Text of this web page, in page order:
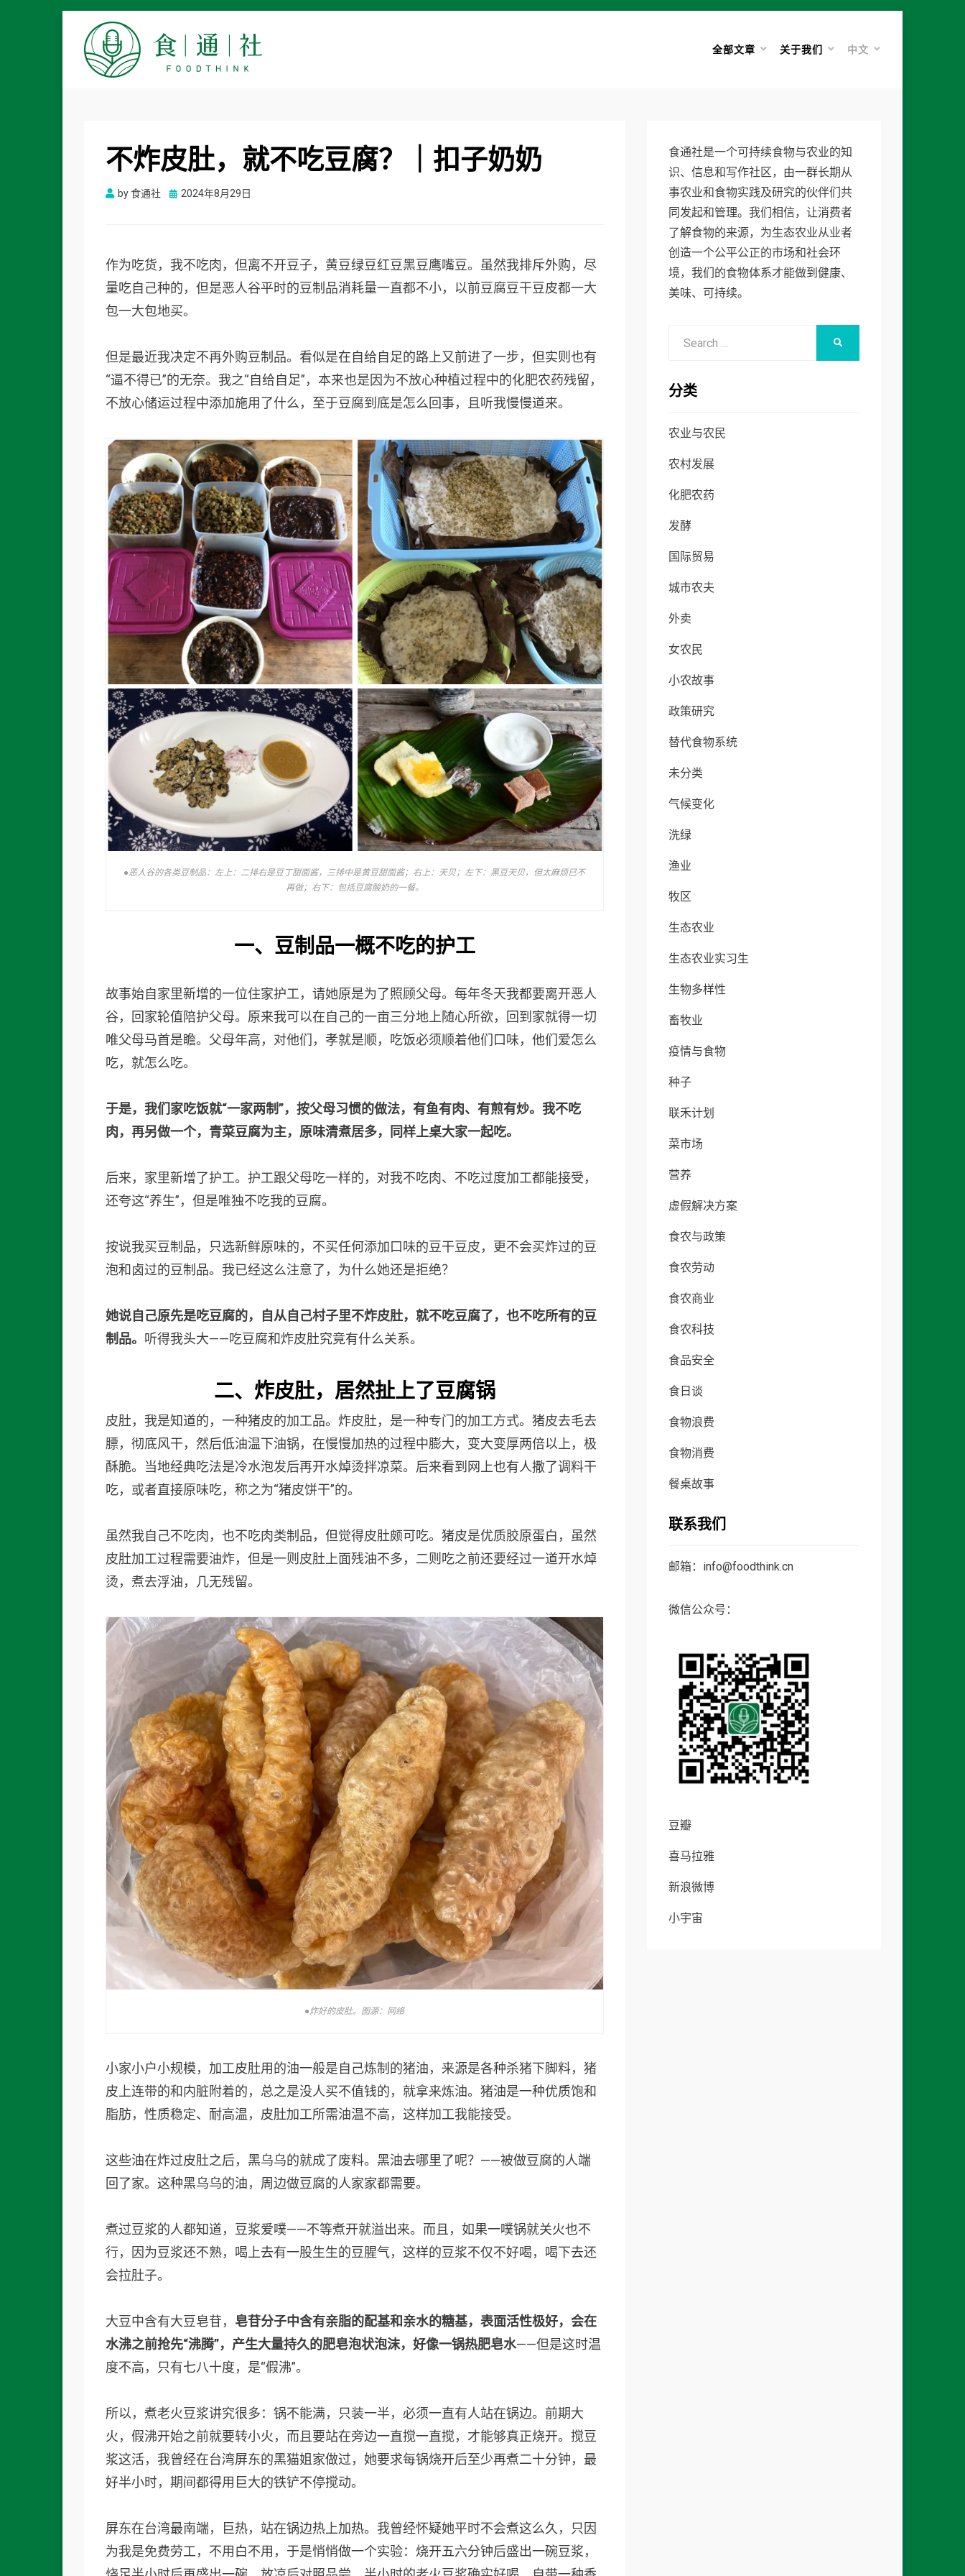
全部文章 关于我们 中文
不炸皮肚，就不吃豆腐？｜扣子奶奶
by食通社
Posted
2024年8月29日
作为吃货，我不吃肉，但离不开豆子，黄豆绿豆红豆黑豆鹰嘴豆。虽然我排斥外购，尽
量吃自己种的，但是恶人谷平时的豆制品消耗量一直都不小，以前豆腐豆干豆皮都一大
包一大包地买。
但是最近我决定不再外购豆制品。看似是在自给自足的路上又前进了一步，但实则也有
“逼不得已”的无奈。我之“自给自足”，本来也是因为不放心种植过程中的化肥农药残留，
不放心储运过程中添加施用了什么，至于豆腐到底是怎么回事，且听我慢慢道来。
●恶人谷的各类豆制品：左上：二排右是豆丁甜面酱，三排中是黄豆甜面酱；右上：天贝；左下：黑豆天贝，但太麻烦已不
再做；右下：包括豆腐酸奶的一餐。
一、豆制品一概不吃的护工
故事始自家里新增的一位住家护工，请她原是为了照顾父母。每年冬天我都要离开恶人
谷，回家轮值陪护父母。原来我可以在自己的一亩三分地上随心所欲，回到家就得一切
唯父母马首是瞻。父母年高，对他们，孝就是顺，吃饭必须顺着他们口味，他们爱怎么
吃，就怎么吃。
于是，我们家吃饭就“一家两制”，按父母习惯的做法，有鱼有肉、有煎有炒。我不吃
肉，再另做一个，青菜豆腐为主，原味清煮居多，同样上桌大家一起吃。
后来，家里新增了护工。护工跟父母吃一样的，对我不吃肉、不吃过度加工都能接受，
还夸这“养生”，但是唯独不吃我的豆腐。
按说我买豆制品，只选新鲜原味的，不买任何添加口味的豆干豆皮，更不会买炸过的豆
泡和卤过的豆制品。我已经这么注意了，为什么她还是拒绝？
她说自己原先是吃豆腐的，自从自己村子里不炸皮肚，就不吃豆腐了，也不吃所有的豆
制品。 听得我头大——吃豆腐和炸皮肚究竟有什么关系。
二、 炸皮肚， 居然扯上了豆腐锅
皮肚，我是知道的，一种猪皮的加工品。炸皮肚，是一种专门的加工方式。猪皮去毛去
膘，彻底风干，然后低油温下油锅，在慢慢加热的过程中膨大，变大变厚两倍以上，极
酥脆。当地经典吃法是冷水泡发后再开水焯烫拌凉菜。后来看到网上也有人撒了调料干
吃，或者直接原味吃，称之为“猪皮饼干”的。
虽然我自己不吃肉，也不吃肉类制品，但觉得皮肚颇可吃。猪皮是优质胶原蛋白，虽然
皮肚加工过程需要油炸，但是一则皮肚上面残油不多，二则吃之前还要经过一道开水焯
烫，煮去浮油，几无残留。
●炸好的皮肚。图源：网络
小家小户小规模，加工皮肚用的油一般是自己炼制的猪油，来源是各种杀猪下脚料，猪
皮上连带的和内脏附着的，总之是没人买不值钱的，就拿来炼油。猪油是一种优质饱和
脂肪，性质稳定、耐高温，皮肚加工所需油温不高，这样加工我能接受。
这些油在炸过皮肚之后，黑乌乌的就成了废料。黑油去哪里了呢？——被做豆腐的人端
回了家。这种黑乌乌的油，周边做豆腐的人家家都需要。
煮过豆浆的人都知道，豆浆爱噗——不等煮开就溢出来。而且，如果一噗锅就关火也不
行，因为豆浆还不熟，喝上去有一股生生的豆腥气，这样的豆浆不仅不好喝，喝下去还
会拉肚子。
大豆中含有大豆皂苷， 皂苷分子中含有亲脂的配基和亲水的糖基，表面活性极好，会在
水沸之前抢先“沸腾”，产生大量持久的肥皂泡状泡沫，好像一锅热肥皂水——但是这时温
度不高，只有七八十度，是“假沸”。
所以，煮老火豆浆讲究很多：锅不能满，只装一半，必须一直有人站在锅边。前期大
火，假沸开始之前就要转小火，而且要站在旁边一直搅一直搅，才能够真正烧开。搅豆
浆这活，我曾经在台湾屏东的黑猫姐家做过，她要求每锅烧开后至少再煮二十分钟，最
好半小时，期间都得用巨大的铁铲不停搅动。
屏东在台湾最南端，巨热，站在锅边热上加热。我曾经怀疑她平时不会煮这么久，只因
为我是免费劳工，不用白不用，于是悄悄做一个实验：烧开五六分钟后盛出一碗豆浆，
食通社是一个可持续食物与农业的知
识、信息和写作社区，由一群长期从
事农业和食物实践及研究的伙伴们共
同发起和管理。我们相信，让消费者
了解食物的来源，为生态农业从业者
创造一个公平公正的市场和社会环
境，我们的食物体系才能做到健康、
美味、可持续。
分类
农业与农民
农村发展
化肥农药
发酵
国际贸易
城市农夫
外卖
女农民
小农故事
政策研究
替代食物系统
未分类
气候变化
洗绿
渔业
牧区
生态农业
生态农业实习生
生物多样性
畜牧业
疫情与食物
种子
联禾计划
菜市场
营养
虚假解决方案
食农与政策
食农劳动
食农商业
食农科技
食品安全
食日谈
食物浪费
食物消费
餐桌故事
联系我们
邮箱：info@foodthink.cn
微信公众号：
豆瓣
喜马拉雅
新浪微博
小宇宙